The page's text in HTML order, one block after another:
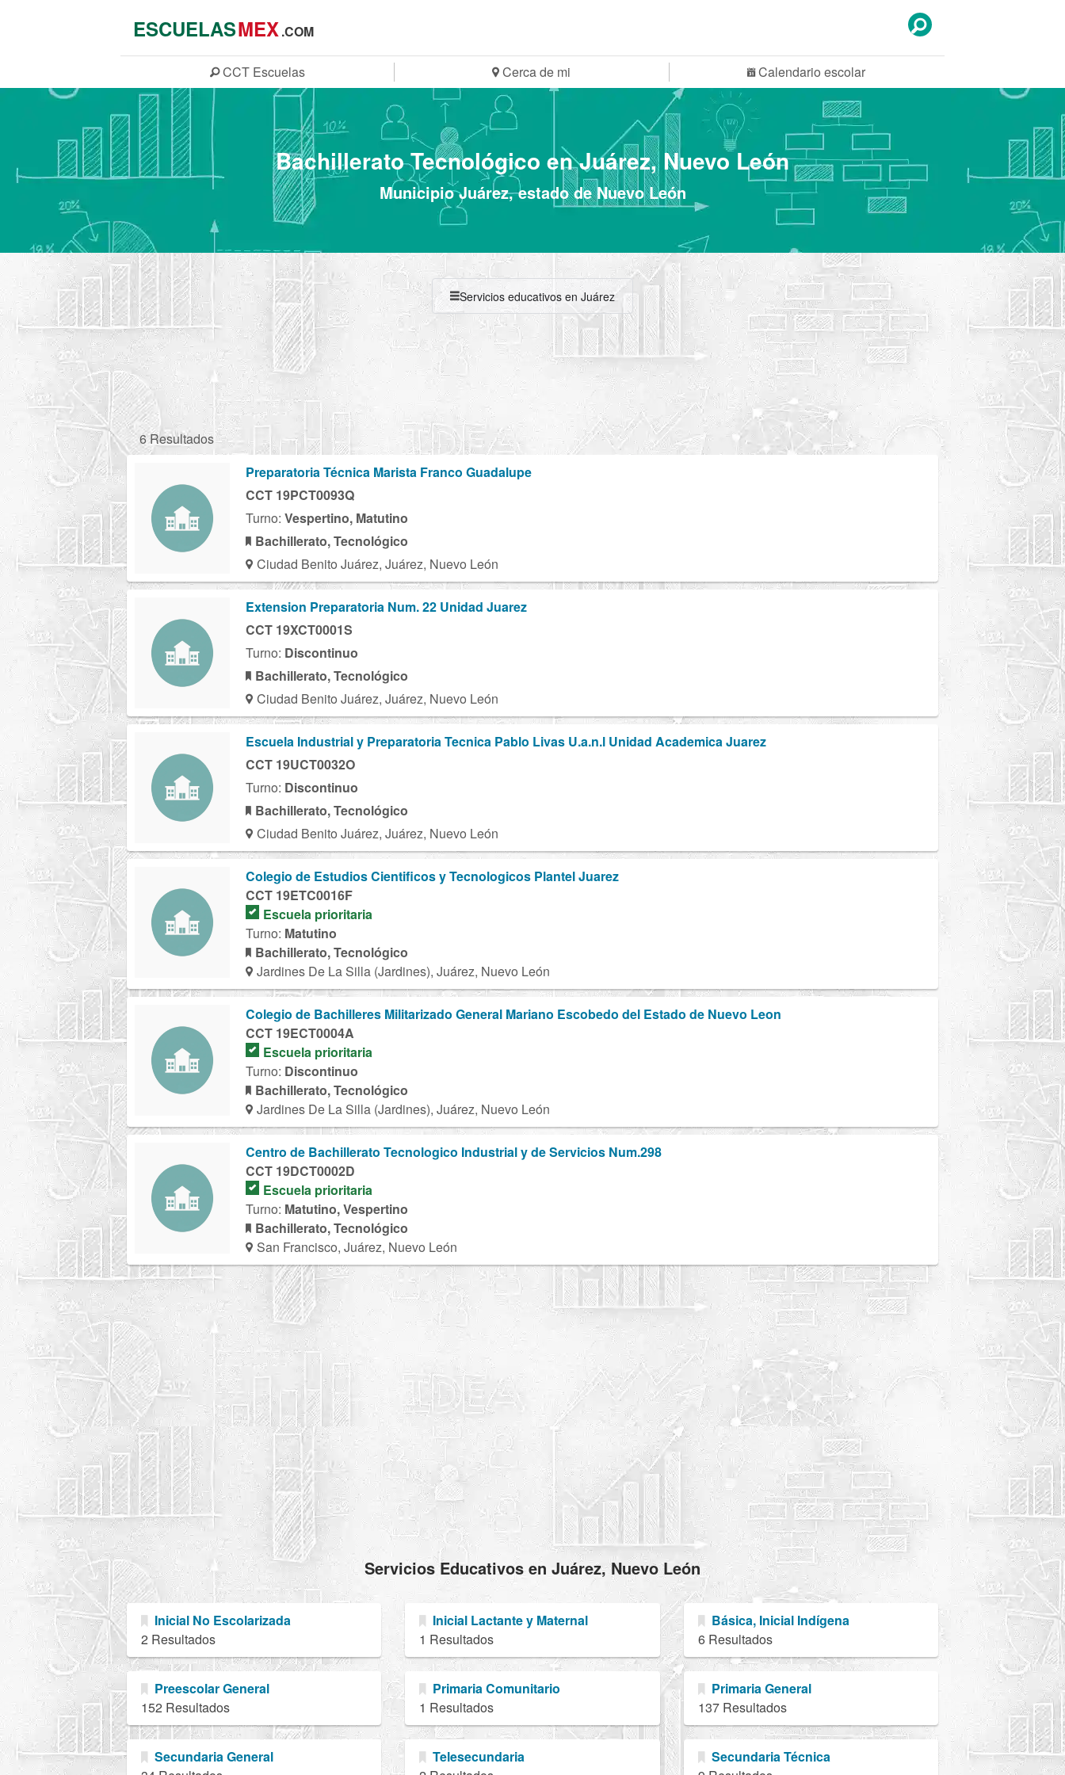
ESCUELASMEX.COM
CCT Escuelas Cerca de mi Calendario escolar
Bachillerato Tecnológico en Juárez, Nuevo León
Municipio Juárez, estado de Nuevo León
Servicios educativos en Juárez
6 Resultados
Preparatoria Técnica Marista Franco Guadalupe
CCT 19PCT0093Q
Turno: Vespertino, Matutino
Bachillerato, Tecnológico
Ciudad Benito Juárez, Juárez, Nuevo León
Extension Preparatoria Num. 22 Unidad Juarez
CCT 19XCT0001S
Turno: Discontinuo
Bachillerato, Tecnológico
Ciudad Benito Juárez, Juárez, Nuevo León
Escuela Industrial y Preparatoria Tecnica Pablo Livas U.a.n.l Unidad Academica Juarez
CCT 19UCT0032O
Turno: Discontinuo
Bachillerato, Tecnológico
Ciudad Benito Juárez, Juárez, Nuevo León
Colegio de Estudios Cientificos y Tecnologicos Plantel Juarez
CCT 19ETC0016F
Escuela prioritaria
Turno: Matutino
Bachillerato, Tecnológico
Jardines De La Silla (Jardines), Juárez, Nuevo León
Colegio de Bachilleres Militarizado General Mariano Escobedo del Estado de Nuevo Leon
CCT 19ECT0004A
Escuela prioritaria
Turno: Discontinuo
Bachillerato, Tecnológico
Jardines De La Silla (Jardines), Juárez, Nuevo León
Centro de Bachillerato Tecnologico Industrial y de Servicios Num.298
CCT 19DCT0002D
Escuela prioritaria
Turno: Matutino, Vespertino
Bachillerato, Tecnológico
San Francisco, Juárez, Nuevo León
Servicios Educativos en Juárez, Nuevo León
Inicial No Escolarizada
2 Resultados
Inicial Lactante y Maternal
1 Resultados
Básica, Inicial Indígena
6 Resultados
Preescolar General
152 Resultados
Primaria Comunitario
1 Resultados
Primaria General
137 Resultados
Secundaria General
Telesecundaria
Secundaria Técnica